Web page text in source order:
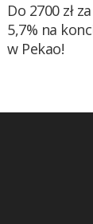
Do 2700 zł
5,7% na
w Pekao!